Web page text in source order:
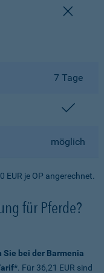
7 Tage
möglich
EUR je OP angerechnet.
für Pferde?
bei der Barmenia
. Für 36,21 EUR sind